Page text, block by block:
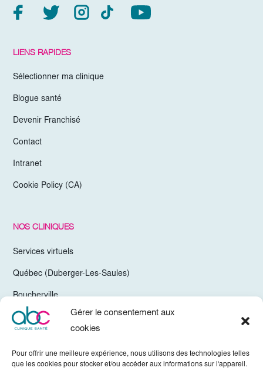
Gérer le consentement aux
cookies
Pour offrir une meilleure expérience, nous utilisons des technologies telles
que les cookies pour stocker et/ou accéder aux informations sur l'appareil.
LIENS RAPIDES
Sélectionner ma clinique
Blogue santé
Devenir Franchisé
Contact
Intranet
Cookie Policy (CA)
NOS CLINIQUES
Services virtuels
Québec (Duberger-Les-Saules)
Boucherville
Trois-Rivières
Valleyfield